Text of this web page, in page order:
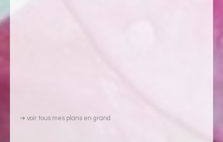
➜ voir tous mes plans en grand